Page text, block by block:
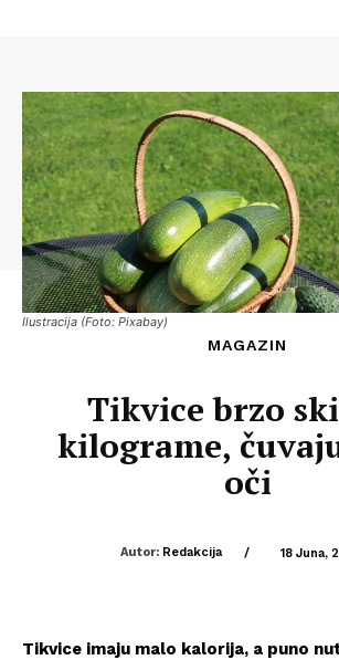
Ilustracija (Foto: Pixabay)
MAGAZIN
Tikvice brzo
kilograme,
oči
Autor: Redakcija / 18 Juna,
Tikvice imaju malo kalorija, a puno